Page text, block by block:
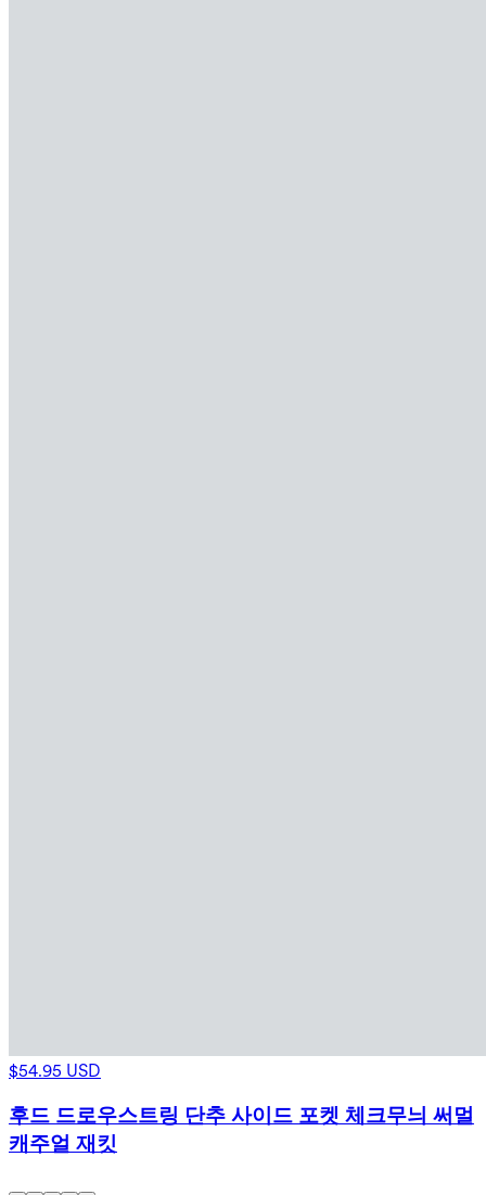
$54.95 USD
후드 드로우스트링 단추 사이드 포켓 체크무늬 써멀
캐주얼 재킷